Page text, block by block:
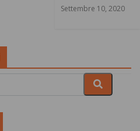
Settembre 10, 2020